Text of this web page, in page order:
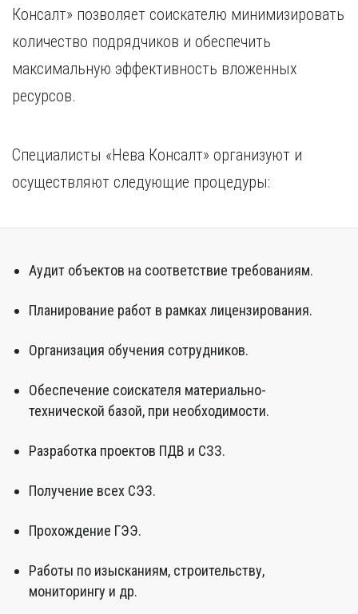
Консалт» позволяет соискателю минимизировать
количество подрядчиков и обеспечить
максимальную эффективность вложенных
ресурсов.
Специалисты «Нева Консалт» организуют и
осуществляют следующие процедуры:
Аудит объектов на соответствие требованиям.
Планирование работ в рамках лицензирования.
Организация обучения сотрудников.
Обеспечение соискателя материально-
технической базой, при необходимости.
Разработка проектов ПДВ и СЗЗ.
Получение всех СЭЗ.
Прохождение ГЭЭ.
Работы по изысканиям, строительству,
мониторингу и др.